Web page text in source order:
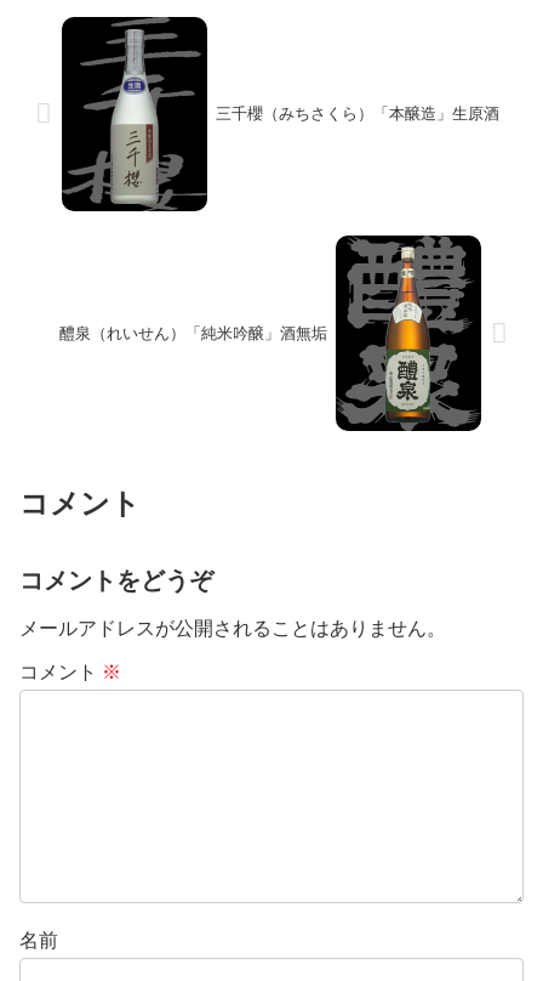
三千櫻（みちさくら）「本醸造」生原酒
醴泉（れいせん）「純米吟醸」酒無垢
コメント
コメントをどうぞ
メールアドレスが公開されることはありません。
コメント ※
名前